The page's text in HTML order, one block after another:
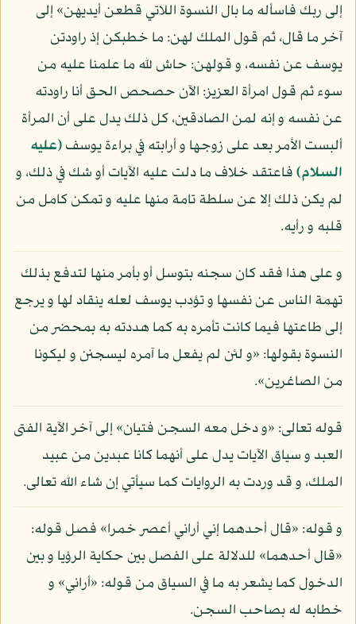
إلى ربك فاسأله ما بال النسوة اللاتي قطعن أيديهن» إلى
آخر ما قال، ثم قول الملك لهن: ما خطبكن إذ راودتن
يوسف عن نفسه، و قولهن: حاش لله ما علمنا عليه من
سوء ثم قول امرأة العزيز: الآن حصحص الحق أنا راودته
عن نفسه و إنه لمن الصادقين، كل ذلك يدل على أن المرأة
ألبست الأمر بعد على زوجها و أرابته في براءة يوسف(عليه
السلام)فاعتقد خلاف ما دلت عليه الآيات أو شك في ذلك، و
لم يكن ذلك إلا عن سلطة تامة منها عليه و تمكن كامل من
قلبه و رأيه.
و على هذا فقد كان سجنه بتوسل أو بأمر منها لتدفع بذلك
تهمة الناس عن نفسها و تؤدب يوسف لعله ينقاد لها و يرجع
إلى طاعتها فيما كانت تأمره به كما هددته به بمحضر من
النسوة بقولها: «و لئن لم يفعل ما آمره ليسجنن و ليكونا
من الصاغرين».
قوله تعالى: «و دخل معه السجن فتيان» إلى آخر الآية الفتى
العبد و سياق الآيات يدل على أنهما كانا عبدين من عبيد
الملك، و قد وردت به الروايات كما سيأتي إن شاء الله تعالى.
و قوله: «قال أحدهما إني أراني أعصر خمرا» فصل قوله:
«قال أحدهما» للدلالة على الفصل بين حكاية الرؤيا و بين
الدخول كما يشعر به ما في السياق من قوله: «أراني» و
خطابه له بصاحب السجن.